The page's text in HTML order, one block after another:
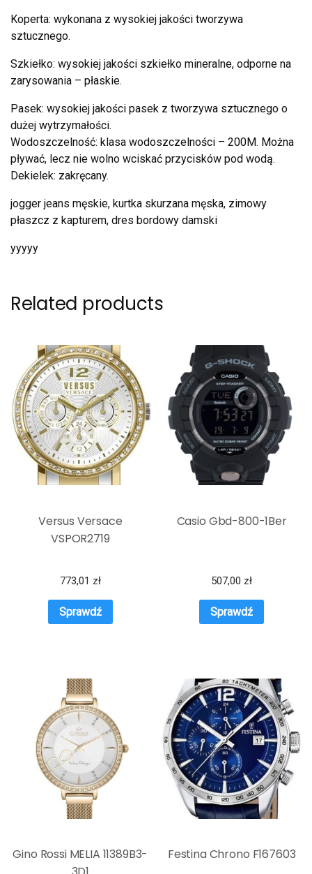
Koperta: wykonana z wysokiej jakości tworzywa
sztucznego.
Szkiełko: wysokiej jakości szkiełko mineralne, odporne na
zarysowania – płaskie.
Pasek: wysokiej jakości pasek z tworzywa sztucznego o
dużej wytrzymałości.
Wodoszczelność: klasa wodoszczelności – 200M. Można
pływać, lecz nie wolno wciskać przycisków pod wodą.
Dekielek: zakręcany.
jogger jeans męskie, kurtka skurzana męska, zimowy
płaszcz z kapturem, dres bordowy damski
yyyyy
Related products
Versus Versace
VSPOR2719
773,01 zł
Sprawdź
Casio Gbd-800-1Ber
507,00 zł
Sprawdź
Gino Rossi MELIA 11389B3-
Festina Chrono F167603